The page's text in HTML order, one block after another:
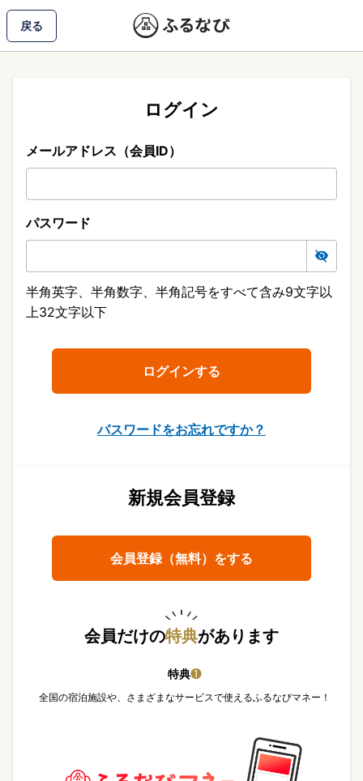
戻る
ログイン
メールアドレス（会員ID）
パスワード
半角英字、半角数字、半角記号をすべて含み9文字以
上32文字以下
パスワードをお忘れですか？
新規会員登録
会員登録（無料）をする
会員だけの特典があります
特典❶
全国の宿泊施設や、さまざまなサービスで使えるふるなびマネー！